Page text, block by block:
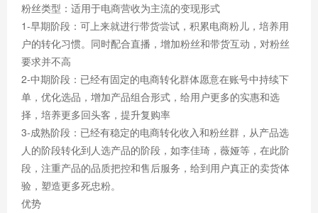
粉丝类型：适用于电商营收为主流的变现形式
1-早期阶段：可上来就进行带货尝试，积累电商粉儿，培养用
户的转化习惯。同时配合直播，增加粉丝和带货互动，对粉丝
要求并不高
2-中期阶段：已经有固定的电商转化群体愿意在账号中持续下
单，优化选品，增加产品组合形式，给用户更多的实惠和选
择，培养更多回头客，提升复购率
3-成熟阶段：已经有稳定的电商转化收入和粉丝群，从产品选
人的阶段转化到人选产品的阶段，如李佳琦，薇娅等，在此阶
段，注重产品的品质把控和售后服务，给到用户真正的卖货体
验，塑造更多死忠粉。
优势